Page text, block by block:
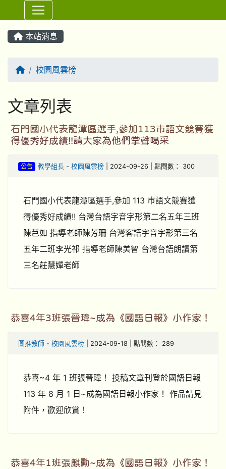
⏸
本站消息
回首頁校園風雲榜
文章列表
石門國小代表龍潭區選手,參加113巿語文競賽獲
得優秀好成績!!請大家為他們掌聲喝采
公告 教學組長- 校園風雲榜| 2024-09-26 | 點閱數： 300
石門國小代表龍潭區選手,參加 113 巿語文競賽獲
得優秀好成績!! 台灣台語字音字形第二名五年三班
陳芑如 指導老師陳芳珊 台灣客語字音字形第三名
五年二班李光祁 指導老師陳美智 台灣台語朗讀第
三名莊慧嬋老師
恭喜4年3班張晉瑋~成為《國語日報》小作家！
圖推教師 - 校園風雲榜 | 2024-09-18 | 點閱數： 289
恭喜~4 年 1 班張晉瑋！ 投稿文章刊登於國語日報
113 年 8 月 1 日~成為國語日報小作家！ 作品請見
附件，歡迎欣賞！
恭喜4年1班張麒勳~成為《國語日報》小作家！